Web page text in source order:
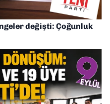
değişti: Çoğunluk